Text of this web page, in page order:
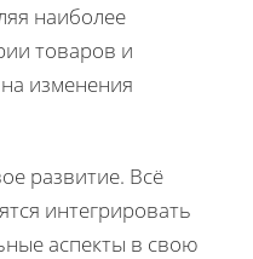
наиболее
товаров и
изменения
развитие. Всё
интегрировать
аспекты в свою